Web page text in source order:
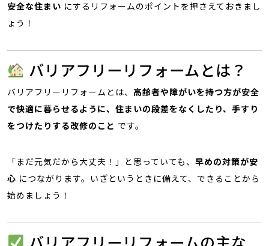
安全な住まい にするリフォームのポイントを押さえておきまし
ょう！
バリアフリーリフォームとは？
バリアフリーリフォームとは、 高齢者や障がいを持つ方が安全
で快適に暮らせるように、住まいの段差をなくしたり、手すり
をつけたりする改修のこと です。
「まだ元気だから大丈夫！」と思っていても、 早めの対策が安
心 につながります。いざというときに備えて、できることから
始めましょう！